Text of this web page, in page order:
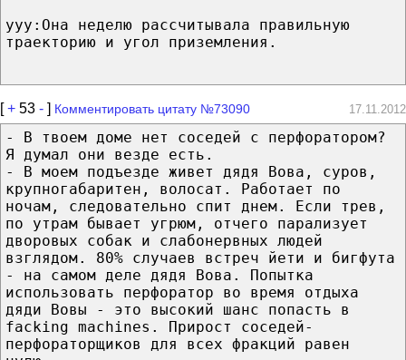
ууу:Она неделю рассчитывала правильную
траекторию и угол приземления.
[+ 53 - ] Комментировать цитату №73090 17.11.2012
- В твоем доме нет соседей с перфоратором?
Я думал они везде есть.
- В моем подъезде живет дядя Вова, суров,
крупногабаритен, волосат. Работает по
ночам, следовательно спит днем. Если трев,
по утрам бывает угрюм, отчего парализует
дворовых собак и слабонервных людей
взглядом. 80% случаев встреч йети и бигфута
- на самом деле дядя Вова. Попытка
использовать перфоратор во время отдыха
дяди Вовы - это высокий шанс попасть в
facking machines. Прирост соседей-
перфораторщиков для всех фракций равен